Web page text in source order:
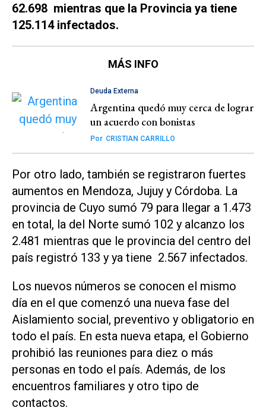
62.698 mientras que la Provincia ya tiene
125.114 infectados.
MÁS INFO
Deuda Externa
Argentina quedó muy cerca de lograr
un acuerdo con bonistas
Por CRISTIAN CARRILLO
Por otro lado, también se registraron fuertes
aumentos en Mendoza, Jujuy y Córdoba. La
provincia de Cuyo sumó 79 para llegar a 1.473
en total, la del Norte sumó 102 y alcanzo los
2.481 mientras que le provincia del centro del
país registró 133 y ya tiene 2.567 infectados.
Los nuevos números se conocen el mismo
día en el que comenzó una nueva fase del
Aislamiento social, preventivo y obligatorio en
todo el país. En esta nueva etapa, el Gobierno
prohibió las reuniones para diez o más
personas en todo el país. Además, de los
encuentros familiares y otro tipo de
contactos.